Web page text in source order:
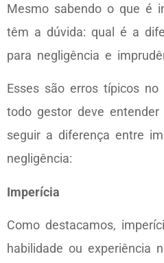
Mesmo sabendo o que é
têm a dúvida: qual é a
para negligência e
Esses são erros típicos
todo gestor deve
seguir a diferença entre
negligência:
Imperícia
Como destacamos,
habilidade ou experiência